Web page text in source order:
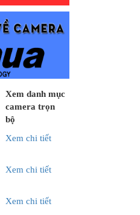
Xem danh mục
camera trọn
bộ
Xem chi tiết
Xem chi tiết
Xem chi tiết